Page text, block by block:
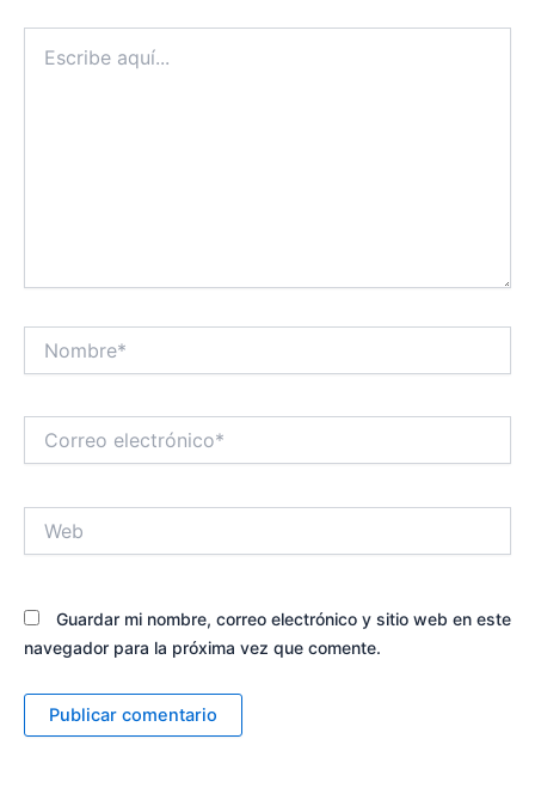
aquí...
electrónico*
Guardar mi nombre, correo electrónico y sitio web en este
navegador para la próxima vez que comente.